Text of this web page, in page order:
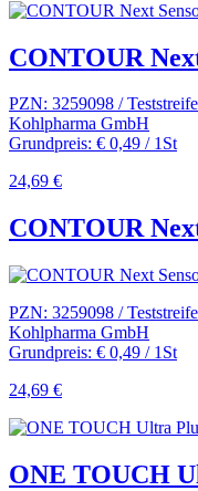
CONTOUR
PZN: 3259098 /
Kohlpharma GmbH
Grundpreis: € 0,49 / 1St
24,69 €
CONTOUR
PZN: 3259098 /
Kohlpharma GmbH
Grundpreis: € 0,49 / 1St
24,69 €
ONE TOUCH